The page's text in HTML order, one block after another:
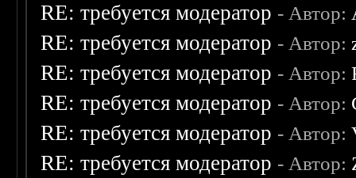
RE: требуется модератор - Автор:
RE: требуется модератор - Автор:
RE: требуется модератор - Автор:
RE: требуется модератор - Автор:
RE: требуется модератор - Автор:
RE: требуется модератор - Автор: